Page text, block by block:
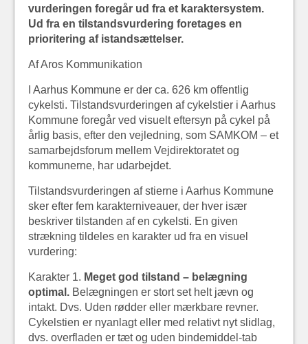
vurderingen foregår ud fra et karaktersystem.
Ud fra en tilstandsvurdering foretages en
prioritering af istandsættelser.
Af Aros Kommunikation
I Aarhus Kommune er der ca. 626 km offentlig
cykelsti. Tilstandsvurderingen af cykelstier i Aarhus
Kommune foregår ved visuelt eftersyn på cykel på
årlig basis, efter den vejledning, som SAMKOM – et
samarbejdsforum mellem Vejdirektoratet og
kommunerne, har udarbejdet.
Tilstandsvurderingen af stierne i Aarhus Kommune
sker efter fem karakterniveauer, der hver især
beskriver tilstanden af en cykelsti. En given
strækning tildeles en karakter ud fra en visuel
vurdering:
Karakter 1. Meget god tilstand – belægning
optimal. Belægningen er stort set helt jævn og
intakt. Dvs. Uden rødder eller mærkbare revner.
Cykelstien er nyanlagt eller med relativt nyt slidlag,
dvs. overfladen er tæt og uden bindemiddel-tab